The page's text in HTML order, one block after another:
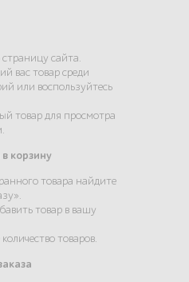
сайта.
вас товар среди
или воспользуйтесь
товар для просмотра
корзину
товара найдите
товар в вашу
товаров.